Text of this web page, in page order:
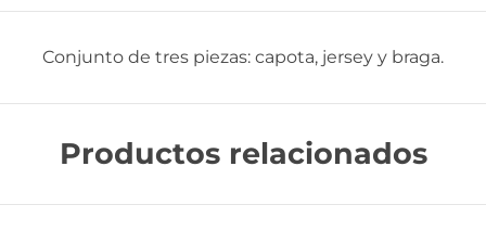
Conjunto de tres piezas: capota, jersey y braga.
Productos relacionados